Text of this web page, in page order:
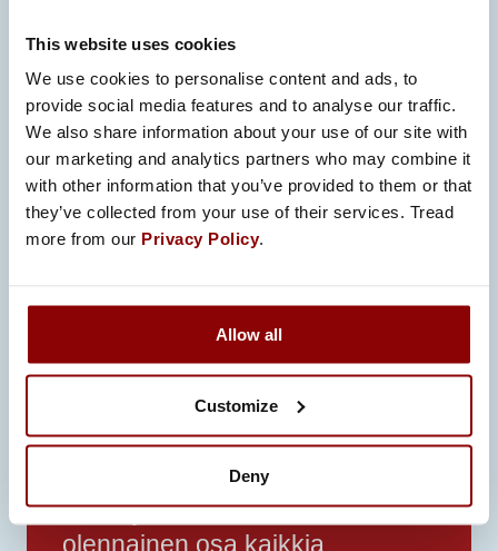
This website uses cookies
We use cookies to personalise content and ads, to
provide social media features and to analyse our traffic.
We also share information about your use of our site with
our marketing and analytics partners who may combine it
with other information that you’ve provided to them or that
they’ve collected from your use of their services. Tread
more from our Privacy Policy.
Allow all
Customize
Deny
vähentämään käyttöönottoon liittyviä
riskejä, kohteessa tehtävää työtä ja
projektien epävarmuustekijöitä.
Toimintamme perustuu kansainvälisesti
tunnustettuihin laatu-, ympäristö-,
turvallisuus-, tietoturva- ja
toimialastandardeihin. Sertifioidut
tasaista laatua, määräysten täyttymistä
ja luotettavia toimituksia vaativilla ja
säännellyillä toimialoilla.
Laatu ja turvallisuus ovat
olennainen osa kaikkia